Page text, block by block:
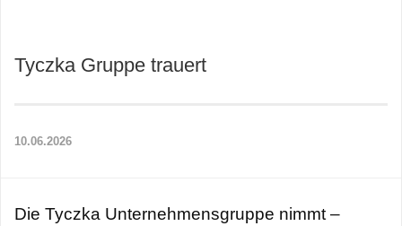
Tyczka Gruppe trauert
10.06.2026
Die Tyczka Unternehmensgruppe nimmt –